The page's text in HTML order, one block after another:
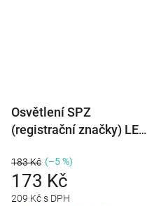
Osvětlení SPZ
(registrační značky) LED
209 Kč s DPH
173 Kč
183 Kč (–5 %)